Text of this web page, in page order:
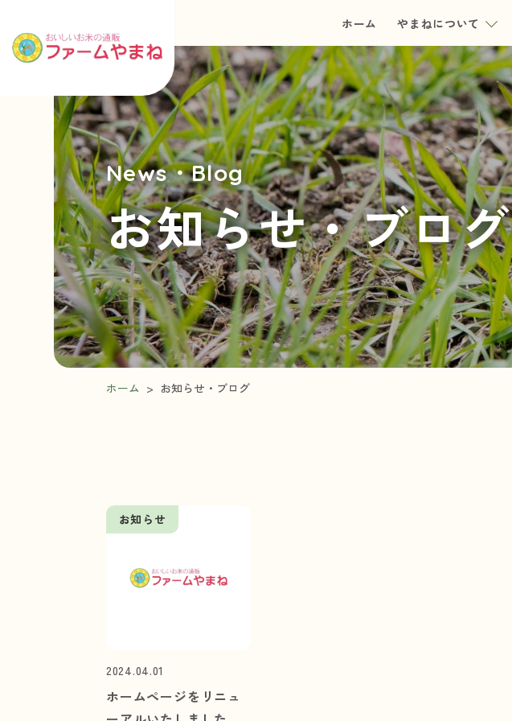
ホーム やまねについて
お知らせ・ブログ
News・Blog
ホーム > お知らせ・ブログ
お知らせ
2024.04.01
ホームページをリニュ